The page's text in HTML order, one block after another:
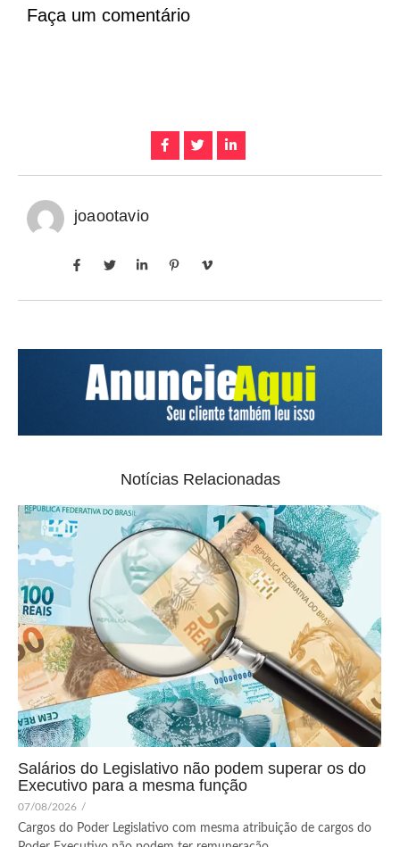
Faça um comentário
joaootavio
Notícias Relacionadas
Salários do Legislativo não podem superar os do
Executivo para a mesma função
07/08/2026 /
Cargos do Poder Legislativo com mesma atribuição de cargos do